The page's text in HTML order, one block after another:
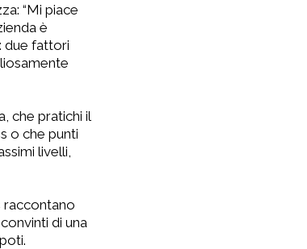
“Mi piace
è
due fattori
che pratichi il
o che punti
livelli,
raccontano
di una